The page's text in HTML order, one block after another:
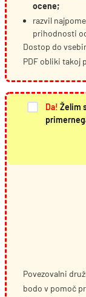
ocene;
razvil
prihodnosti
Dostop do
PDF obliki takoj
Da! Želim
Izvirna
Trenutna
Povezovalni
bodo v pomoč